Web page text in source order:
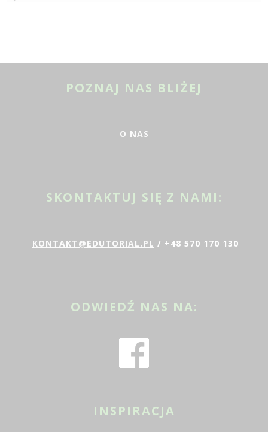
POZNAJ NAS BLIŻEJ
O NAS
SKONTAKTUJ SIĘ Z NAMI:
KONTAKT@EDUTORIAL.PL / +48 570 170 130
ODWIEDŹ NAS NA:
INSPIRACJA